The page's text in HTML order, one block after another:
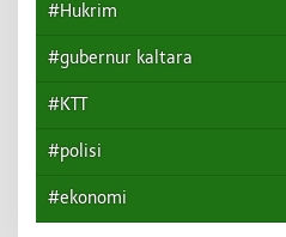
#Hukrim
#gubernur kaltara
#KTT
#polisi
#ekonomi